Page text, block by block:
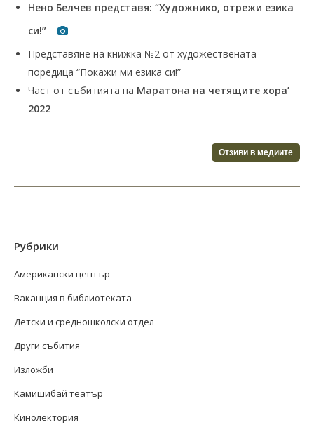
Нено Белчев представя: “Художнико, отрежи езика
си!”
Представяне на книжка №2 от художествената
поредица “Покажи ми езика си!”
Част от събитията на Маратона на четящите хора’
2022
Отзиви в медиите
Рубрики
Американски център
Ваканция в библиотеката
Детски и средношколски отдел
Други събития
Изложби
Камишибай театър
Кинолектория